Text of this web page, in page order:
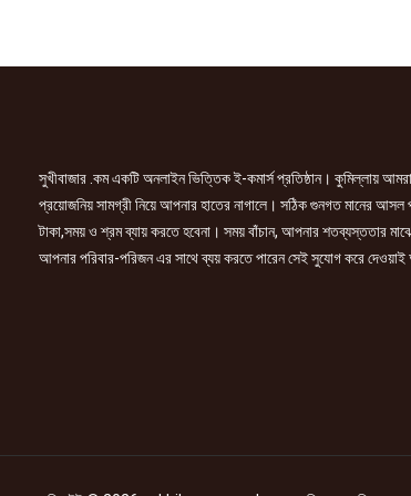
সুখীবাজার .কম একটি অনলাইন ভিত্তিক ই-কমার্স প্রতিষ্ঠান। কুমিল্লায়
প্রয়োজনিয় সামগ্রী নিয়ে আপনার হাতের নাগালে। সঠিক গুনগত মানের
টাকা,সময় ও শ্রম ব্যায় করতে হবেনা। সময় বাঁচান, আপনার শতব্যস্ততার
আপনার পরিবার-পরিজন এর সাথে ব্যয় করতে পারেন সেই সুযোগ করে দেওয়াই